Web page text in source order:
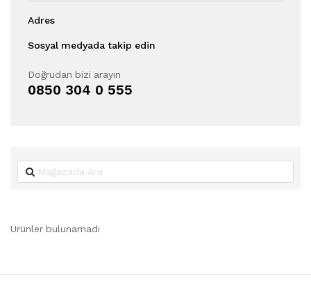
Adres
Sosyal medyada takip edin
Doğrudan bizi arayın
0850 304 0 555
Ürünler bulunamadı